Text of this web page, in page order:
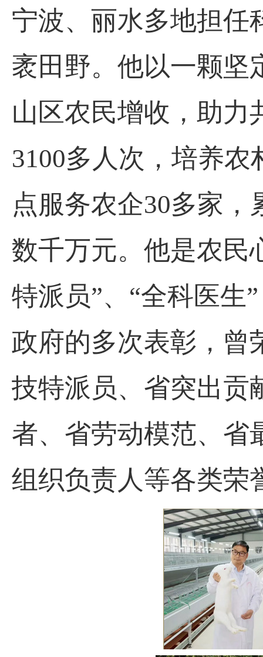
宁波、丽水多地担任
袤田野。他以一颗坚
山区农民增收，助力
3100多人次，培养
点服务农企30多家
数千万元。他是农民
特派员”、“全科医生
政府的多次表彰，曾
技特派员、省突出贡
者、省劳动模范、省
组织负责人等各类荣